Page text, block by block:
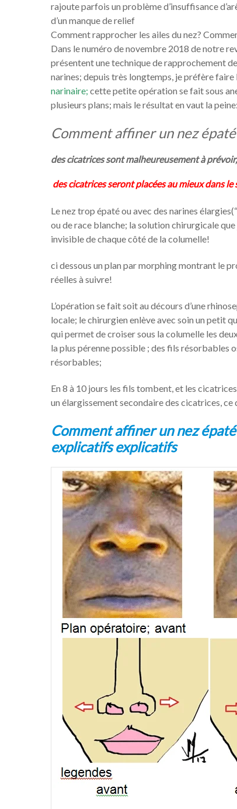
rajoute parfois un problème d’insuffisance
d’un manque de relief
Comment rapprocher les ailes du nez?
Dans le numéro de novembre 2018 de notre
présentent une technique de rapprochement
narines; depuis très longtemps, je préfère faire
narinaire; cette petite opération se fait sous
plusieurs plans; mais le résultat en vaut la
Comment affiner un nez
des cicatrices sont malheureusement à
des cicatrices seront placées au mieux dans
Le nez trop épaté ou avec des narines
ou de race blanche; la solution chirurgicale
invisible de chaque côté de la columelle!
ci dessous un plan par morphing montrant le
réelles à suivre!
L’opération se fait soit au décours d’une
locale; le chirurgien enlève avec soin un petit
qui permet de croiser sous la columelle les
la plus pérenne possible ; des fils résorbables
résorbables;
En 8 à 10 jours les fils tombent, et les
un élargissement secondaire des cicatrices, ce
Comment affiner un nez
explicatifs explicatifs